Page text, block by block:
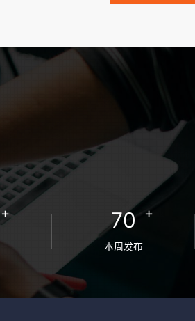
规律的月经期
赠者及其家庭
传染病检查：
检查，包括乙
检查旨在确保
卵者的病原体
要是非尼古丁
者，并且未使
如某些精神药
标准 学历要求
为捐赠者，但
+ 70 +
本周发布